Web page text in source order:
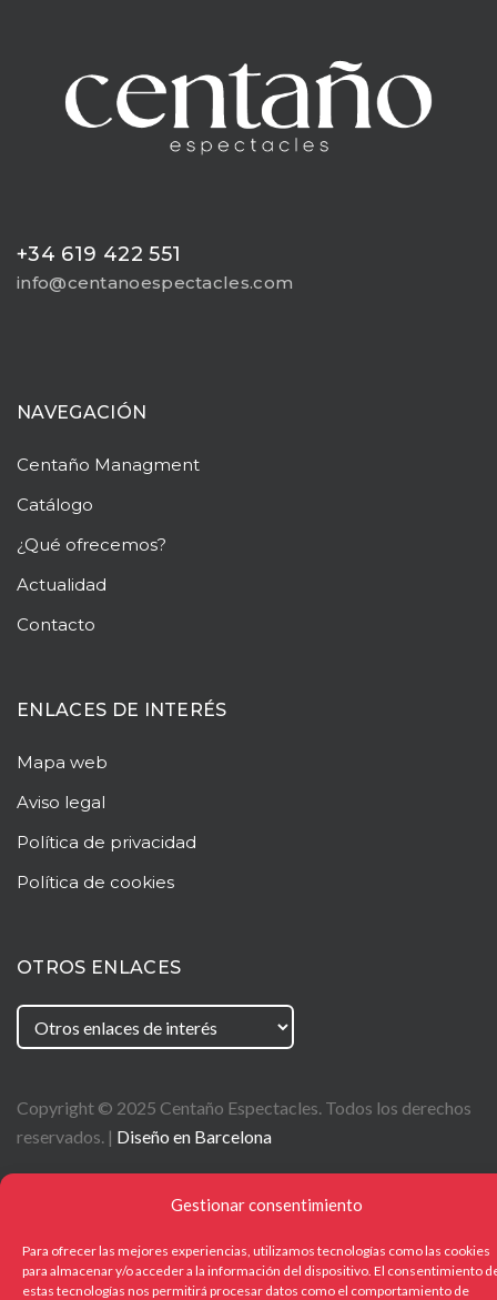
Gestionar consentimiento
Para ofrecer las mejores experiencias, utilizamos tecnologías como las cookies
para almacenar y/o acceder a la información del dispositivo. El consentimiento
estas tecnologías nos permitirá procesar datos como el comportamiento de
+34 619 422 551
info@centanoespectacles.com
NAVEGACIÓN
Centaño Managment
Catálogo
¿Qué ofrecemos?
Actualidad
Contacto
ENLACES DE INTERÉS
Mapa web
Aviso legal
Política de privacidad
Política de cookies
OTROS ENLACES
Copyright © 2025 Centaño Espectacles. Todos los derechos
reservados. | Diseño en Barcelona